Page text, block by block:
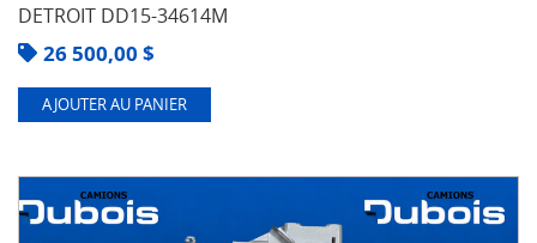
DETROIT DD15-34614M
26 500,00 $
AJOUTER AU PANIER